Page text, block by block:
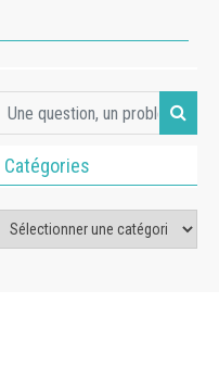
Catégories
Catégories